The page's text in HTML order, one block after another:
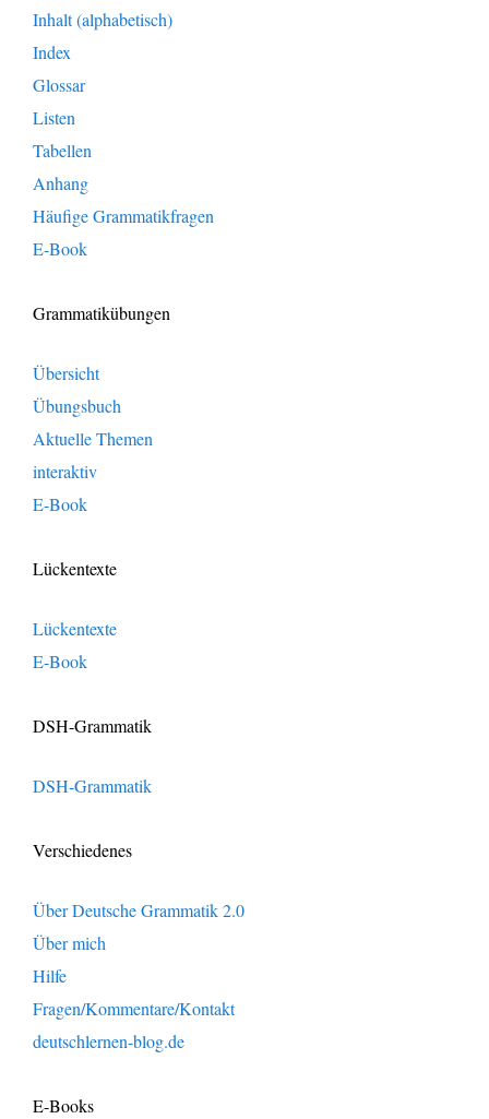
Inhalt (alphabetisch)
Index
Glossar
Listen
Tabellen
Anhang
Häufige Grammatikfragen
E-Book
Grammatikübungen
Übersicht
Übungsbuch
Aktuelle Themen
interaktiv
E-Book
Lückentexte
Lückentexte
E-Book
DSH-Grammatik
DSH-Grammatik
Verschiedenes
Über Deutsche Grammatik 2.0
Über mich
Hilfe
Fragen/Kommentare/Kontakt
deutschlernen-blog.de
E-Books